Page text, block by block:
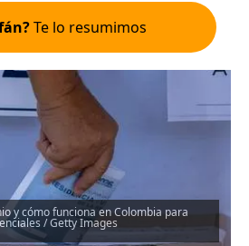
Te lo resumimos
y cómo funciona en Colombia para
/ Getty Images